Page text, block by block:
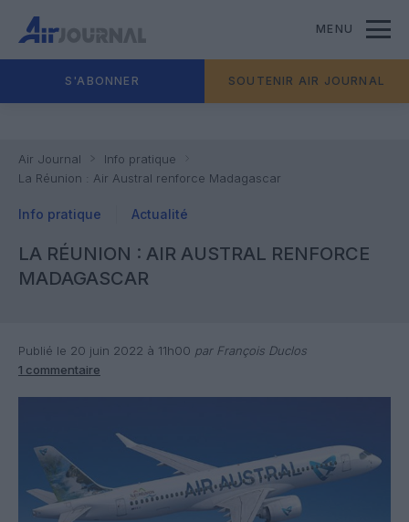
MENU
S'ABONNER SOUTENIR AIR JOURNAL
Air Journal
Info pratique
La Réunion : Air Austral renforce Madagascar
Info pratique Actualité
LA RÉUNION : AIR AUSTRAL RENFORCE
MADAGASCAR
Publié le 20 juin 2022 à 11h00 par François Duclos
1 commentaire